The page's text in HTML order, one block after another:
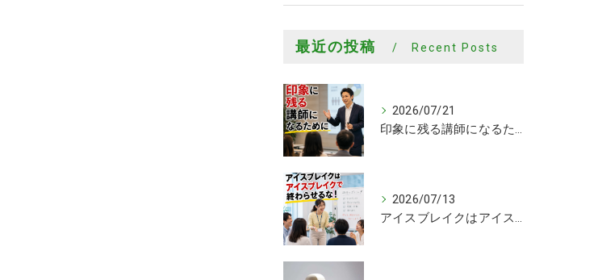
最近の投稿 Recent Posts
2026/07/21
印象に残る講師になるために
2026/07/13
アイスブレイクはアイスブレイクで終わらせるな！